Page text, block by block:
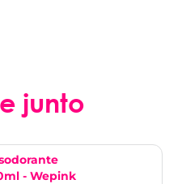
junto
- Wepink